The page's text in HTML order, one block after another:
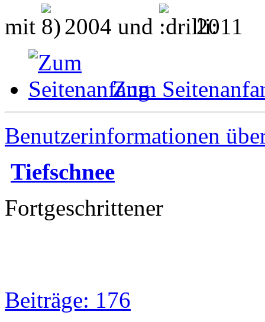
mit 2004 und 2011
Zum
Benutzerinformationen
Tiefschnee
Fortgeschrittener
Beiträge: 176